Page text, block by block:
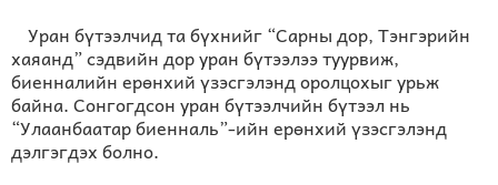
Уран бүтээлчид та бүхнийг “Сарны дор, Тэнгэрийн
хаяанд” сэдвийн дор уран бүтээлээ туурвиж,
биенналийн ерөнхий үзэсгэлэнд оролцохыг урьж
байна. Сонгогдсон уран бүтээлчийн бүтээл нь
“Улаанбаатар биенналь”-ийн ерөнхий үзэсгэлэнд
дэлгэгдэх болно.